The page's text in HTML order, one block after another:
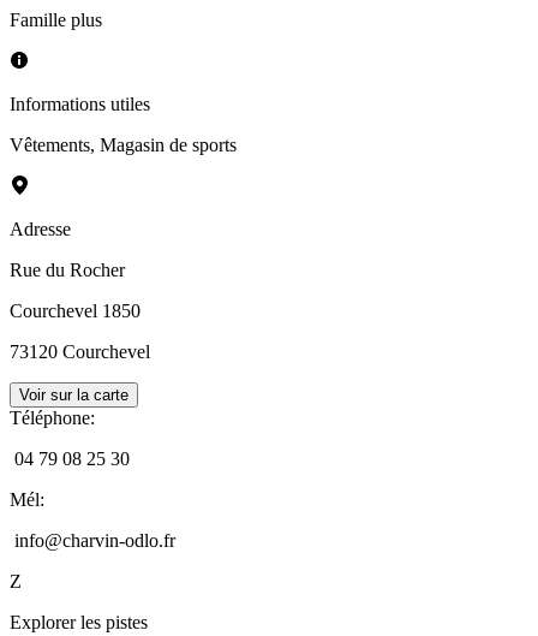
Famille plus
Informations utiles
Vêtements, Magasin de sports
Adresse
Rue du Rocher
Courchevel 1850
73120 Courchevel
Voir sur la carte
Téléphone:
04 79 08 25 30
Mél:
info@charvin-odlo.fr
Z
Explorer les pistes